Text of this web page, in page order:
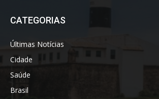
CATEGORIAS
Últimas Notícias
Cidade
Saúde
Brasil